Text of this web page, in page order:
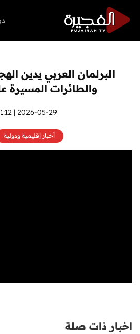
البرلمان العربي يدين
والطائرات المسيرة
2026-05-29 | 01:12
أخبار إقليمية ودولية
اخبار ذات صلة